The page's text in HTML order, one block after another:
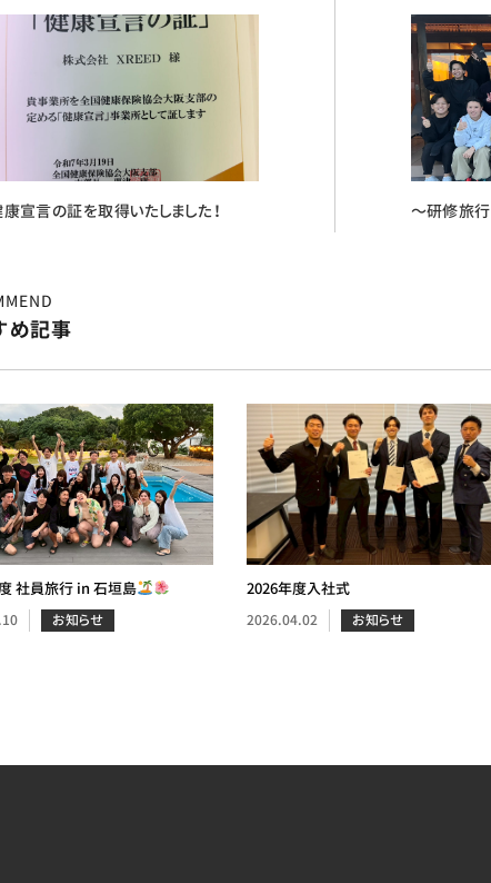
宣言の証を取得いたしました！ 〜研修旅
め記事
社員旅行 in 石垣島
お知らせ
2026年度入社式
2026.04.02 お知らせ